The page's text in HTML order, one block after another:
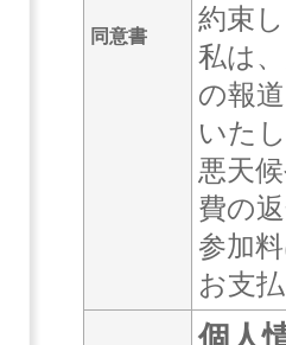
同意書
約束
私は
の報
いた
悪天
費の
参加
お支
個人